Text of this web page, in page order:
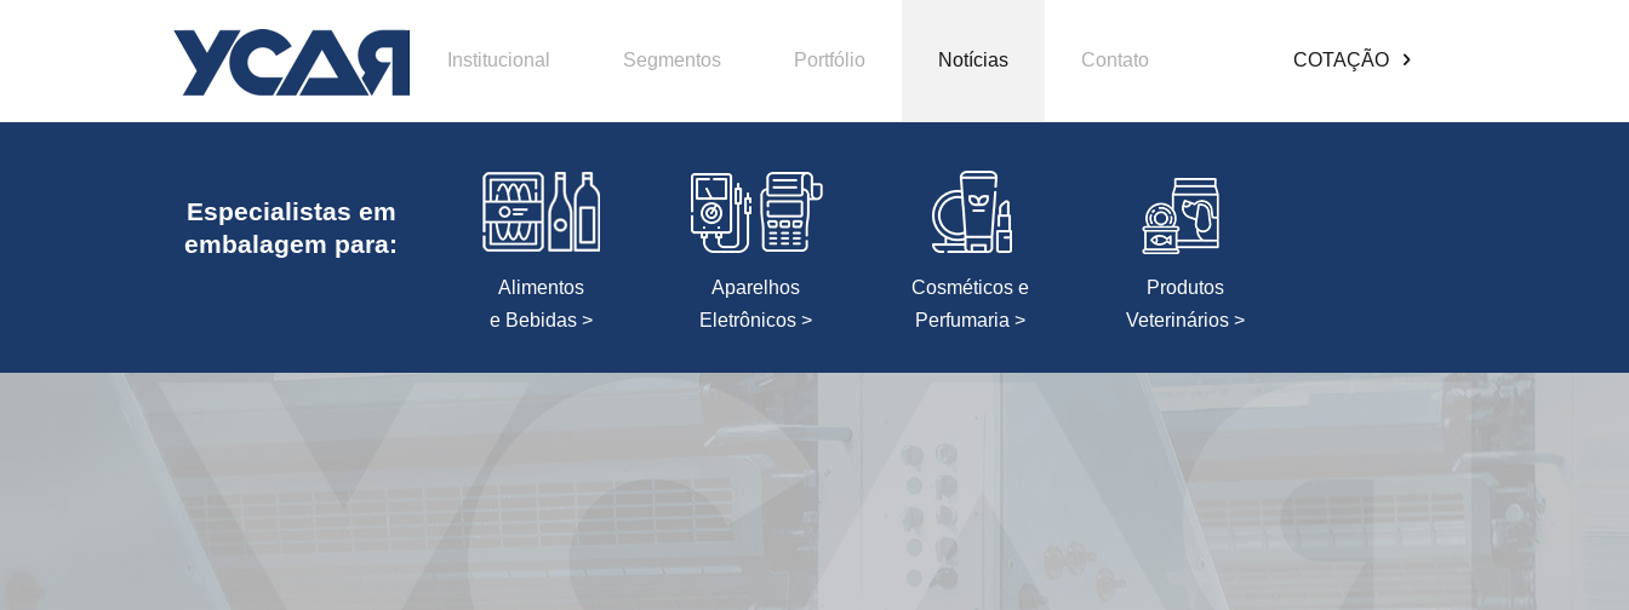
Institucional Segmentos Portfólio Notícias Contato COTAÇÃO
Especialistas em
embalagem para:
Alimentos
e Bebidas >
Aparelhos
Eletrônicos >
Cosméticos e
Perfumaria >
Produtos
Veterinários >